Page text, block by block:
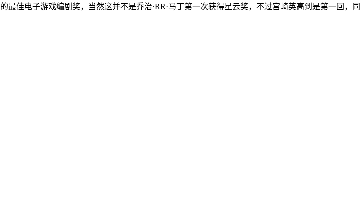
最佳电子游戏编剧奖，当然这并不是乔治·RR·马丁第一次获得星云奖，不过宫崎英高到是第一回，同